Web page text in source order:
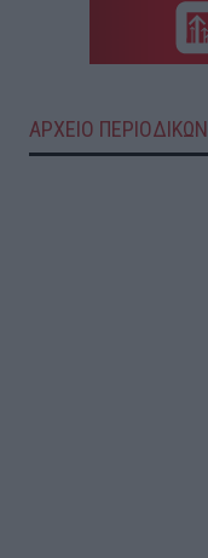
ΑΡΧΕΙΟ ΠΕΡΙΟΔΙΚΩΝ